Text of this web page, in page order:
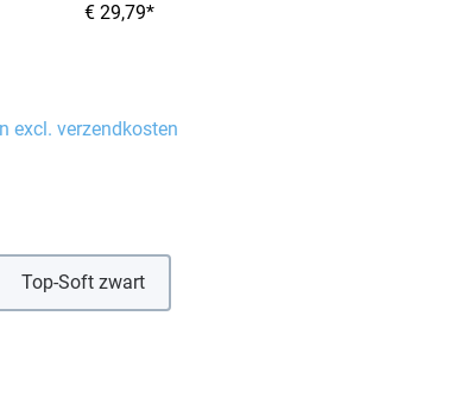
€ 29,79*
excl. verzendkosten
Top-Soft zwart